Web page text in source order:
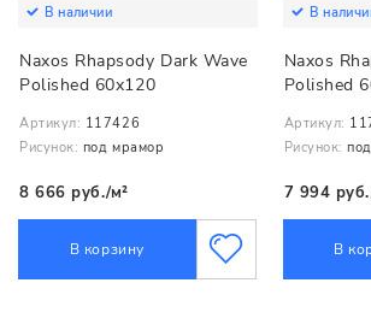
В наличии
Naxos Rhapsody Dark Wave
Polished 60x120
Артикул: 117426
Рисунок: под мрамор
8 666 руб./м²
В корзину
В
Naxos
Polished
Артикул:
Рисунок:
7 994
В